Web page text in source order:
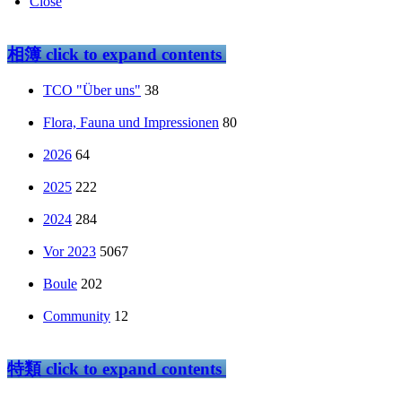
相簿click to expand contents
TCO "Über uns" 38
Flora, Fauna und Impressionen 80
2026 64
2025 222
2024 284
Vor 2023 5067
Boule 202
Community 12
特類click to expand contents